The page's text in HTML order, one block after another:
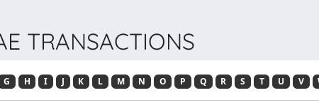
TRANSACTIONS
G H I J K L M N O P Q R S T U V